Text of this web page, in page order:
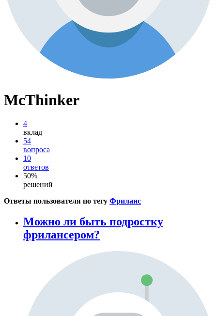
McThinker
4
вклад
54
вопроса
10
ответов
50%
решений
Ответы пользователя по тегу Фриланс
Можно ли быть подростку
фрилансером?